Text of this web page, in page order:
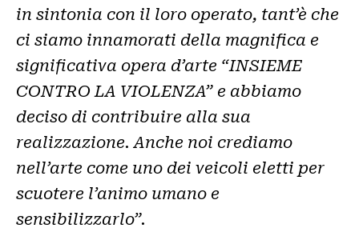
in sintonia con il loro operato, tant’è che
ci siamo innamorati della magnifica e
significativa opera d’arte “INSIEME
CONTRO LA VIOLENZA” e abbiamo
deciso di contribuire alla sua
realizzazione. Anche noi crediamo
nell’arte come uno dei veicoli eletti per
scuotere l’animo umano e
sensibilizzarlo”.